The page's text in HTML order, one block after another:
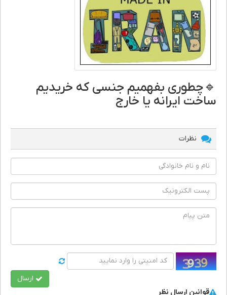
🔹چطوری بفهمیم‌ جنسی که خریدیم
ساخت ایرانه یا خارج
نظرات
ارسال
قوانین ارسال نظر